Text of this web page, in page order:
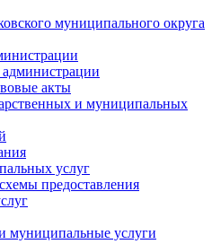
муниципального округа
администрации
акты
и муниципальных
услуг
предоставления
муниципальные услуги